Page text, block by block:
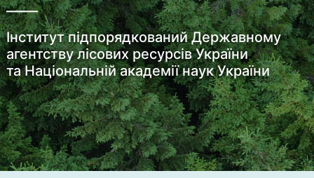
Інститут підпорядкований Державному
агентству лісових ресурсів України
та Національній академії наук України